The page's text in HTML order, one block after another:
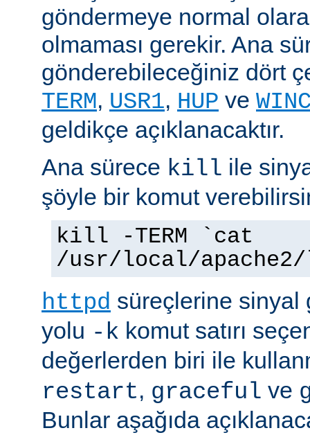
göndermeye normal
olmaması gerekir. Ana
gönderebileceğiniz dört
TERM, USR1, HUP ve
geldikçe açıklanacaktır.
Ana sürece kill ile
şöyle bir komut
kill -TERM `cat
/usr/local/
httpd süreçlerine sinyal
yolu -k komut satırı
değerlerden biri ile
restart, graceful ve
Bunlar aşağıda